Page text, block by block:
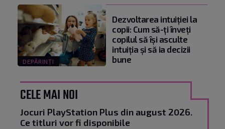
DEPĂRINȚI
Dezvoltarea intuiției la
copii: Cum să-ți înveți
copilul să își asculte
intuiția și să ia decizii
bune
CELE MAI NOI
Jocuri PlayStation Plus din august 2026.
Ce titluri vor fi disponibile